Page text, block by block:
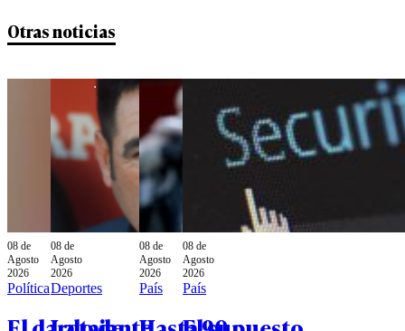
Otras noticias
08 de
Agosto
2026
Política
08 de
Agosto
2026
Deportes
08 de
Agosto
2026
País
08 de
Agosto
2026
País